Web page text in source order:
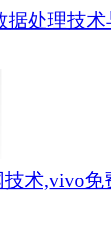
据处理技
术,vivo免